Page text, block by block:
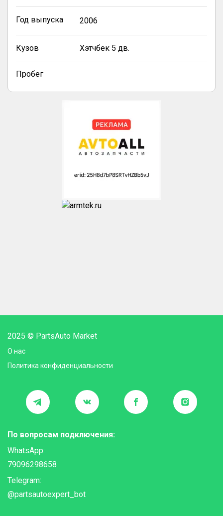
Год выпуска 2006
Кузов Хэтчбек 5 дв.
Пробег
2025 © PartsAuto Market
О нас
Политика конфиденциальности
По вопросам подключения:
WhatsApp:
79096298658
Telegram:
@partsautoexpert_bot